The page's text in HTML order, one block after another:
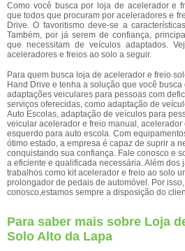
Como você busca por loja de acelerador e
que todos que procuram por aceleradores e
Drive. O favoritismo deve-se a
Também, por já serem de confiança,
que necessitam de veículos adaptados.
aceleradores e freios ao solo a seguir.
Para quem busca loja de acelerador e freio
Hand Drive e tenha a solução que você
adaptações veiculares para pessoas com
serviços oferecidas, como adaptação de
Auto Escolas, adaptação de veículos para
veicular acelerador e freio manual,
esquerdo para auto escola. Com
ótimo estado, a empresa é capaz de suprir a
conquistando sua confiança. Fale conosco e
a eficiente e qualificada necessária. Além dos
trabalhos como kit acelerador e freio ao solo
prolongador de pedais de automóvel. Por
conosco,estamos sempre a disposição do
Para saber mais sobre Loja
Solo Alto da Lapa